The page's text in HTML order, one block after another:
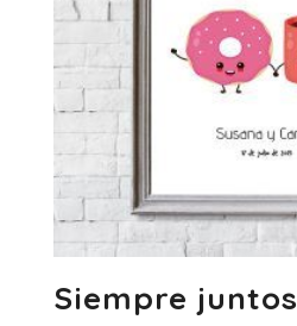
Siempre juntos